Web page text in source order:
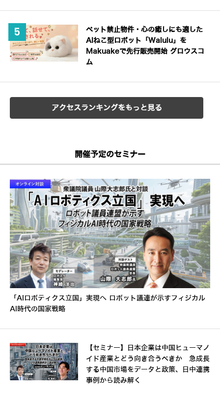
ペット禁止物件・心の癒しにも適した
AIねこ型ロボット「Walulu」を
Makuakeで先行販売開始 グロウスコ
ム
アクセスランキングをもっと見る
開催予定のセミナー
「AIロボティクス立国」実現へ ロボット議連が示すフィジカル
AI時代の国家戦略
【セミナー】日本企業は中国ヒューマノ
イド産業とどう向き合うべきか 急成長
する中国市場をデータと政策、日中連携
事例から読み解く